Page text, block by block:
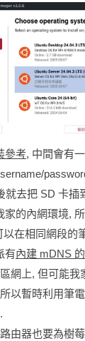
參考, 中間會有
就去把 SD 卡插
家的內網環境,
以在相同網段的
有內建 mDNS
網上, 但可能我
以暫時利用筆
.
由器也要為樹